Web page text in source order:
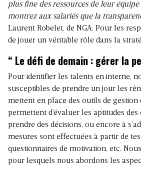
plus fine des ressources de leur
montrez aux salariés que la
Laurent Robelet, de NGA. Pour les
de jouer un véritable rôle dans la
“ Le défi de demain : gérer la
Pour identifier les talents en interne,
susceptibles de prendre un jour les
mettent en place des outils de
permettent d’évaluer les aptitudes
prendre des décisions, ou encore à
mesures sont effectuées à partir de
questionnaires de motivation, etc.
pour lesquels nous abordons les